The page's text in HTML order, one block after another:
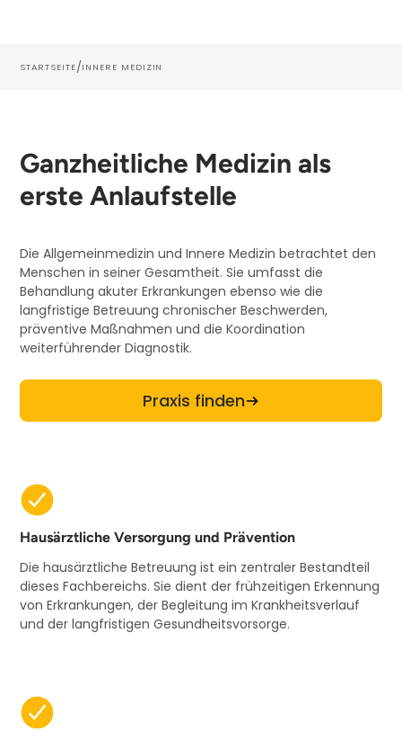
STARTSEITE/INNERE MEDIZIN
Ganzheitliche Medizin als
erste Anlaufstelle
Die Allgemeinmedizin und Innere Medizin betrachtet den
Menschen in seiner Gesamtheit. Sie umfasst die
Behandlung akuter Erkrankungen ebenso wie die
langfristige Betreuung chronischer Beschwerden,
präventive Maßnahmen und die Koordination
weiterführender Diagnostik.
Praxis finden
Hausärztliche Versorgung und Prävention
Die hausärztliche Betreuung ist ein zentraler Bestandteil
dieses Fachbereichs. Sie dient der frühzeitigen Erkennung
von Erkrankungen, der Begleitung im Krankheitsverlauf
und der langfristigen Gesundheitsvorsorge.